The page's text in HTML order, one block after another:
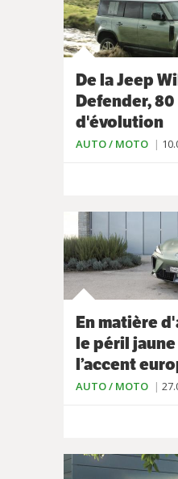
De la Jeep
Defender, 80
d'évolution
AUTO / MOTO
En matière
le péril
l’accent
AUTO / MOTO